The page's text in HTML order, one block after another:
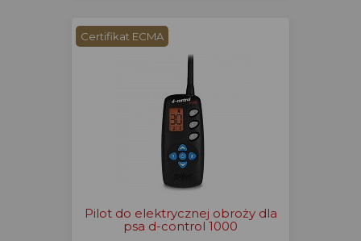
Certifikat ECMA
Pilot do elektrycznej obroży dla
psa d-control 1000